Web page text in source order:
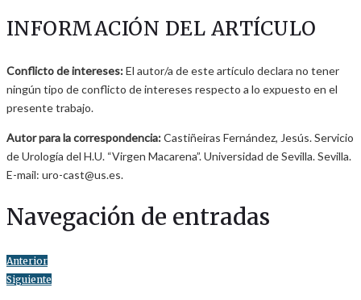
INFORMACIÓN DEL ARTÍCULO
Conflicto de intereses:El autor/a de este artículo declara no tener
ningún tipo de conflicto de intereses respecto a lo expuesto en el
presente trabajo.
Autor para la correspondencia:Castiñeiras Fernández, Jesús. Servicio
de Urología del H.U. “Virgen Macarena”. Universidad de Sevilla. Sevilla.
E-mail: uro-cast@us.es.
Navegación de entradas
Anterior
Siguiente